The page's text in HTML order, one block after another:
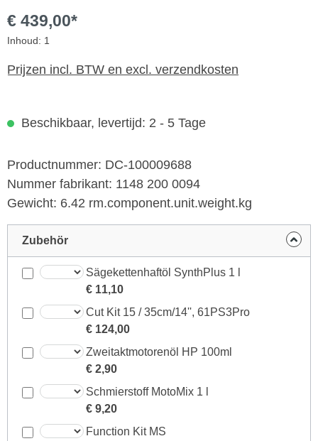
€ 439,00*
Inhoud: 1
Prijzen incl. BTW en excl. verzendkosten
Beschikbaar, levertijd: 2 - 5 Tage
Productnummer: DC-100009688
Nummer fabrikant: 1148 200 0094
Gewicht: 6.42 rm.component.unit.weight.kg
Zubehör
Sägekettenhaftöl SynthPlus 1 l
€ 11,10
Cut Kit 15 / 35cm/14'', 61PS3Pro
€ 124,00
Zweitaktmotorenöl HP 100ml
€ 2,90
Schmierstoff MotoMix 1 l
€ 9,20
Function Kit MS